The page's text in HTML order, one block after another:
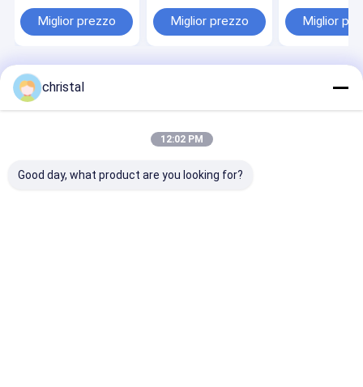
perforazione
Miglior prezzo Miglior prezzo Miglior
Fabbrica cinese.Copyright © 2025 Dongying Oilman Machinery
Equipment Co.,Ltd.. All Rights Reserved.
christal
12:02 PM
Good day, what product are you looking for?